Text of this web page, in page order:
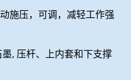
施压，可调，减轻工作强
, 压杆、上内套和下支撑